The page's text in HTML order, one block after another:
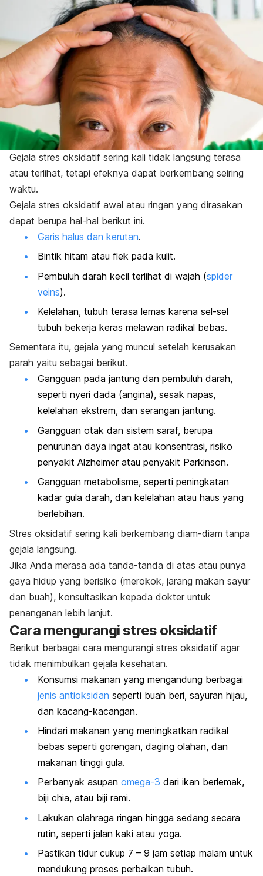
Gejala stres oksidatif sering kali tidak langsung terasa
atau terlihat, tetapi efeknya dapat berkembang seiring
waktu.
Gejala stres oksidatif awal atau ringan yang dirasakan
dapat berupa hal-hal berikut ini.
Garis halus dan kerutan.
Bintik hitam atau flek pada kulit.
Pembuluh darah kecil terlihat di wajah (spider
veins).
Kelelahan, tubuh terasa lemas karena sel-sel
tubuh bekerja keras melawan radikal bebas.
Sementara itu, gejala yang muncul setelah kerusakan
parah yaitu sebagai berikut.
Gangguan pada jantung dan pembuluh darah,
seperti nyeri dada (angina), sesak napas,
kelelahan ekstrem, dan serangan jantung.
Gangguan otak dan sistem saraf, berupa
penurunan daya ingat atau konsentrasi, risiko
penyakit Alzheimer atau penyakit Parkinson.
Gangguan metabolisme, seperti peningkatan
kadar gula darah, dan kelelahan atau haus yang
berlebihan.
Stres oksidatif sering kali berkembang diam-diam tanpa
gejala langsung.
Jika Anda merasa ada tanda-tanda di atas atau punya
gaya hidup yang berisiko (merokok, jarang makan sayur
dan buah), konsultasikan kepada dokter untuk
penanganan lebih lanjut.
Cara mengurangi stres oksidatif
Berikut berbagai cara mengurangi stres oksidatif agar
tidak menimbulkan gejala kesehatan.
Konsumsi makanan yang mengandung berbagai
jenis antioksidan seperti buah beri, sayuran hijau,
dan kacang-kacangan.
Hindari makanan yang meningkatkan radikal
bebas seperti gorengan, daging olahan, dan
makanan tinggi gula.
Perbanyak asupan omega-3 dari ikan berlemak,
biji chia, atau biji rami.
Lakukan olahraga ringan hingga sedang secara
rutin, seperti jalan kaki atau yoga.
Pastikan tidur cukup 7 – 9 jam setiap malam untuk
mendukung proses perbaikan tubuh.